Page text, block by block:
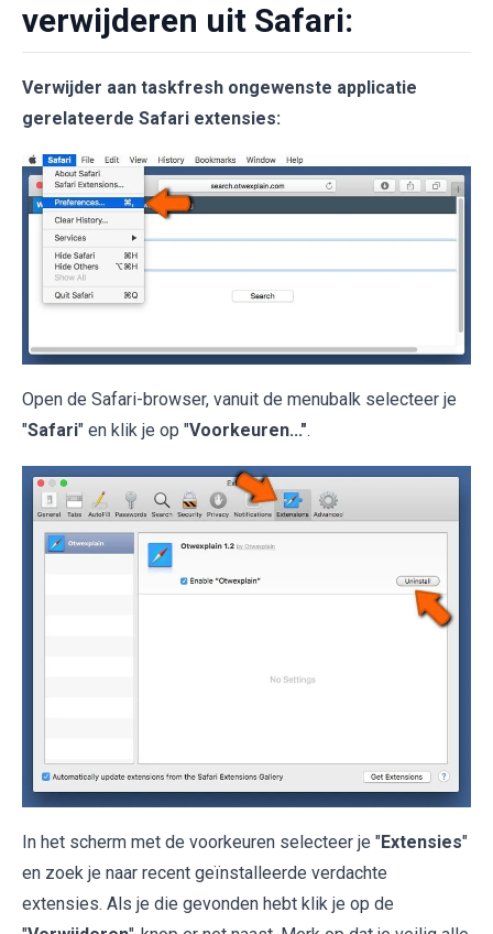
verwijderen uit Safari:
Verwijder aan taskfresh ongewenste applicatie
gerelateerde Safari extensies:
Open de Safari-browser, vanuit de menubalk selecteer je
"Safari" en klik je op "Voorkeuren...".
In het scherm met de voorkeuren selecteer je "Extensies"
en zoek je naar recent geïnstalleerde verdachte
extensies. Als je die gevonden hebt klik je op de